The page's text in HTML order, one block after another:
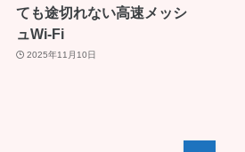
ても途切れない高速メッシ
ュWi-Fi
2025年11月10日